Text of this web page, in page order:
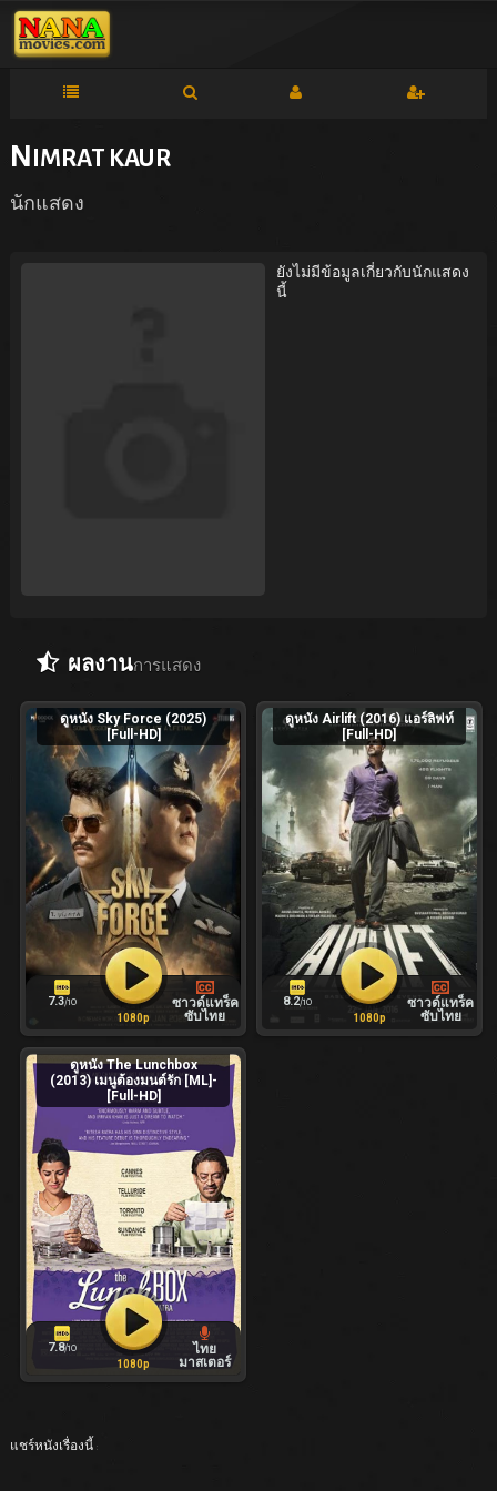
N IMRAT KAUR
นักแสดง
ยังไม่มีข้อมูลเกี่ยวกับนักแสดง
นี้
ผลงานการแสดง
ดูหนัง Sky Force (2025)
[Full-HD]
7.3/10
ซาวด์แทร็ค
ซับไทย
1080p
ดูหนัง Airlift (2016) แอร์ลิฟท์
[Full-HD]
8.2/10
ซาวด์แทร็ค
ซับไทย
1080p
ดูหนัง The Lunchbox
(2013) เมนูต้องมนต์รัก [ML]-
[Full-HD]
7.8/10
ไทย
มาสเตอร์
1080p
แชร์หนังเรื่องนี้ :